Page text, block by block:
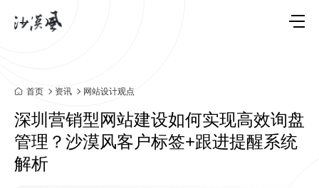
首页 资讯 网站设计观点
深圳营销型网站建设如何实现高效询盘
管理？沙漠风客户标签+跟进提醒系统
解析